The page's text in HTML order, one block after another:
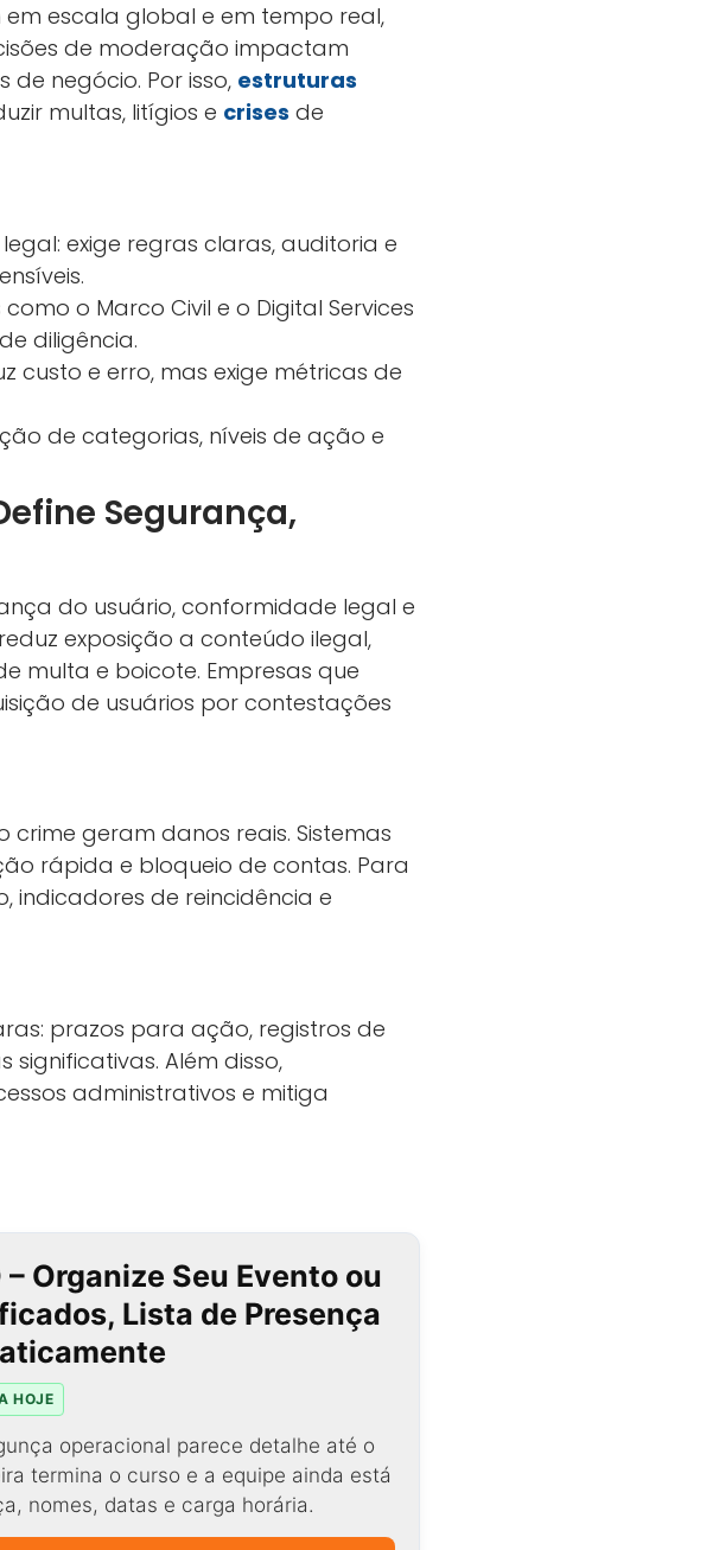
escala global e em tempo real,
de moderação impactam
negócio. Por isso, estruturas
multas, litígios e crises de
exige regras claras, auditoria e
o Marco Civil e o Digital Services
diligência.
e erro, mas exige métricas de
de categorias, níveis de ação e
Segurança,
do usuário, conformidade legal e
exposição a conteúdo ilegal,
multa e boicote. Empresas que
de usuários por contestações
geram danos reais. Sistemas
rápida e bloqueio de contas. Para
indicadores de reincidência e
prazos para ação, registros de
Além disso,
administrativos e mitiga
Organize Seu Evento ou
Lista de Presença
HOJE
operacional parece detalhe até o
termina o curso e a equipe ainda está
nomes, datas e carga horária.